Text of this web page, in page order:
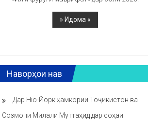
Наворҳои нав
Дар Ню-Йорк ҳамкории Тоҷикистон ва
Созмони Милали Муттаҳид дар соҳаи